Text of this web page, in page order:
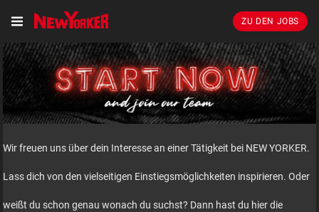
ZU DEN JOBS
Wir freuen uns über dein Interesse an einer Tätigkeit bei NEW YORKER.
Lass dich von den vielseitigen Einstiegsmöglichkeiten inspirieren. Oder
weißt du schon genau wonach du suchst? Dann hast du hier die